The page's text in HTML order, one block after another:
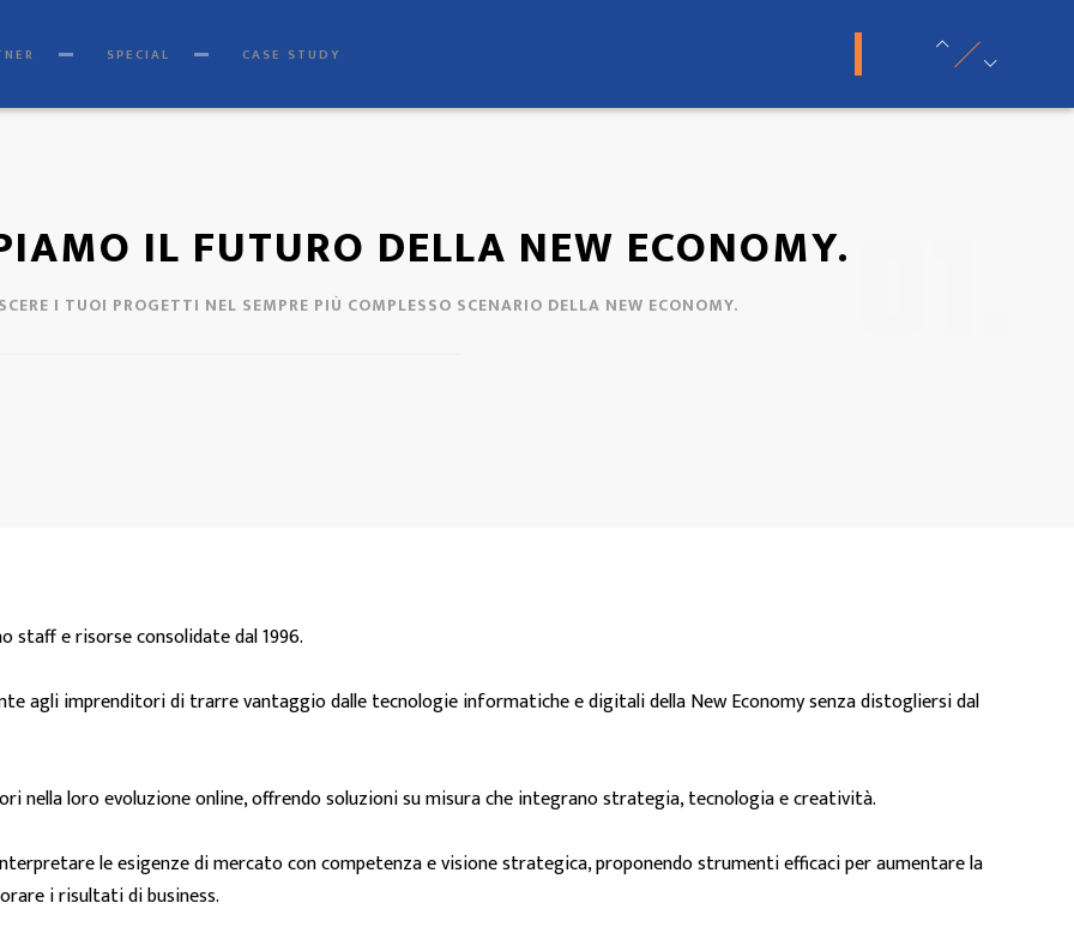
SPECIAL CASE STUDY
IL FUTURO DELLA NEW ECONOMY.
I TUOI PROGETTI NEL SEMPRE PIÙ COMPLESSO SCENARIO DELLA NEW ECONOMY.
staff e risorse consolidate dal 1996.
agli imprenditori di trarre vantaggio dalle tecnologie informatiche e digitali della New Economy senza distogliersi dal
nella loro evoluzione online, offrendo soluzioni su misura che integrano strategia, tecnologia e creatività.
le esigenze di mercato con competenza e visione strategica, proponendo strumenti efficaci per aumentare la
i risultati di business.